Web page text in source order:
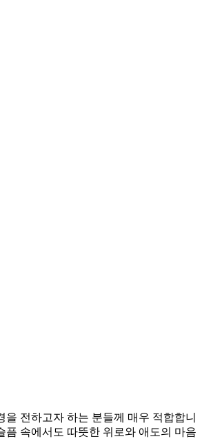
전하고자 하는 분들께 매우 적합합니
속에서도 따뜻한 위로와 애도의 마음